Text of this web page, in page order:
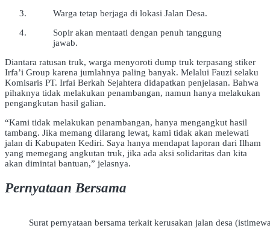
Warga tetap berjaga di lokasi Jalan Desa.
Sopir akan mentaati dengan penuh tanggung
jawab.
Diantara ratusan truk, warga menyoroti dump truk terpasang stiker
Irfa’i Group karena jumlahnya paling banyak. Melalui Fauzi selaku
Komisaris PT. Irfai Berkah Sejahtera didapatkan penjelasan. Bahwa
pihaknya tidak melakukan penambangan, namun hanya melakukan
pengangkutan hasil galian.
“Kami tidak melakukan penambangan, hanya mengangkut hasil
tambang. Jika memang dilarang lewat, kami tidak akan melewati
jalan di Kabupaten Kediri. Saya hanya mendapat laporan dari Ilham
yang memegang angkutan truk, jika ada aksi solidaritas dan kita
akan dimintai bantuan,” jelasnya.
Pernyataan Bersama
Surat pernyataan bersama terkait kerusakan jalan desa